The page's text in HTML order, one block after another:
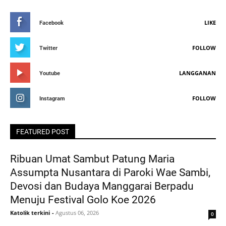
Facebook LIKE
Twitter FOLLOW
Youtube LANGGANAN
Instagram FOLLOW
FEATURED POST
Ribuan Umat Sambut Patung Maria
Assumpta Nusantara di Paroki Wae Sambi,
Devosi dan Budaya Manggarai Berpadu
Menuju Festival Golo Koe 2026
Katolik terkini - Agustus 06, 2026 0